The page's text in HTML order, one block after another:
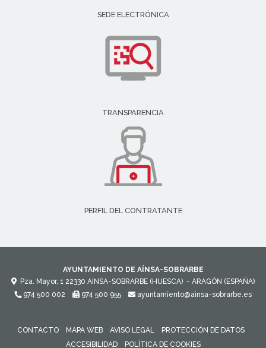
SEDE ELECTRÓNICA
TRANSPARENCIA
PERFIL DEL CONTRATANTE
AYUNTAMIENTO DE AÍNSA-SOBRARBE
Pza. Mayor, 1 22330 AINSA-SOBRARBE (HUESCA) - ARAGÓN (ESPAÑA)
974 500 002
974 500 955 ayuntamiento@ainsa-sobrarbe.es
CONTACTO MAPA WEB AVISO LEGAL
PROTECCIÓN DE DATOS
ACCESIBILIDAD
POLÍTICA DE COOKIES